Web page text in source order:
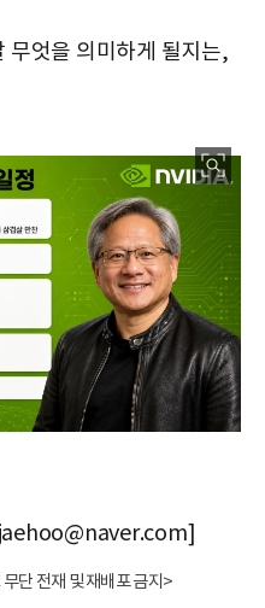
무엇을 의미하게 될지는,
단 전재 및 재배포 금지>